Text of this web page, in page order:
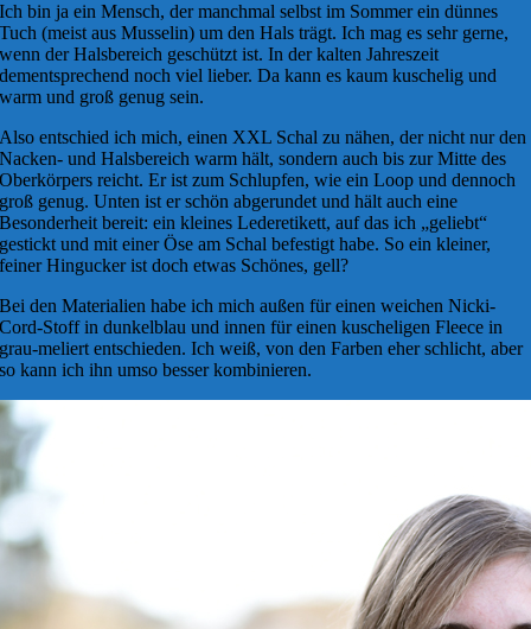
Ich bin ja ein Mensch, der manchmal selbst im Sommer ein dünnes
Tuch (meist aus Musselin) um den Hals trägt. Ich mag es sehr gerne,
wenn der Halsbereich geschützt ist. In der kalten Jahreszeit
dementsprechend noch viel lieber. Da kann es kaum kuschelig und
warm und groß genug sein.
Also entschied ich mich, einen XXL Schal zu nähen, der nicht nur den
Nacken- und Halsbereich warm hält, sondern auch bis zur Mitte des
Oberkörpers reicht. Er ist zum Schlupfen, wie ein Loop und dennoch
groß genug. Unten ist er schön abgerundet und hält auch eine
Besonderheit bereit: ein kleines Lederetikett, auf das ich „geliebt“
gestickt und mit einer Öse am Schal befestigt habe. So ein kleiner,
feiner Hingucker ist doch etwas Schönes, gell?
Bei den Materialien habe ich mich außen für einen weichen Nicki-
Cord-Stoff in dunkelblau und innen für einen kuscheligen Fleece in
grau-meliert entschieden. Ich weiß, von den Farben eher schlicht, aber
so kann ich ihn umso besser kombinieren.